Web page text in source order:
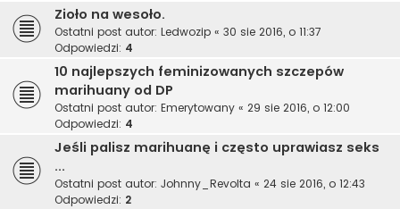
Zioło na wesoło.
Ostatni post autor: Ledwozip « 30 sie 2016, o 11:37
Odpowiedzi: 4
10 najlepszych feminizowanych szczepów
marihuany od DP
Ostatni post autor: Emerytowany « 29 sie 2016, o 12:00
Odpowiedzi: 4
Jeśli palisz marihuanę i często uprawiasz seks
...
Ostatni post autor: Johnny_Revolta « 24 sie 2016, o 12:43
Odpowiedzi: 2